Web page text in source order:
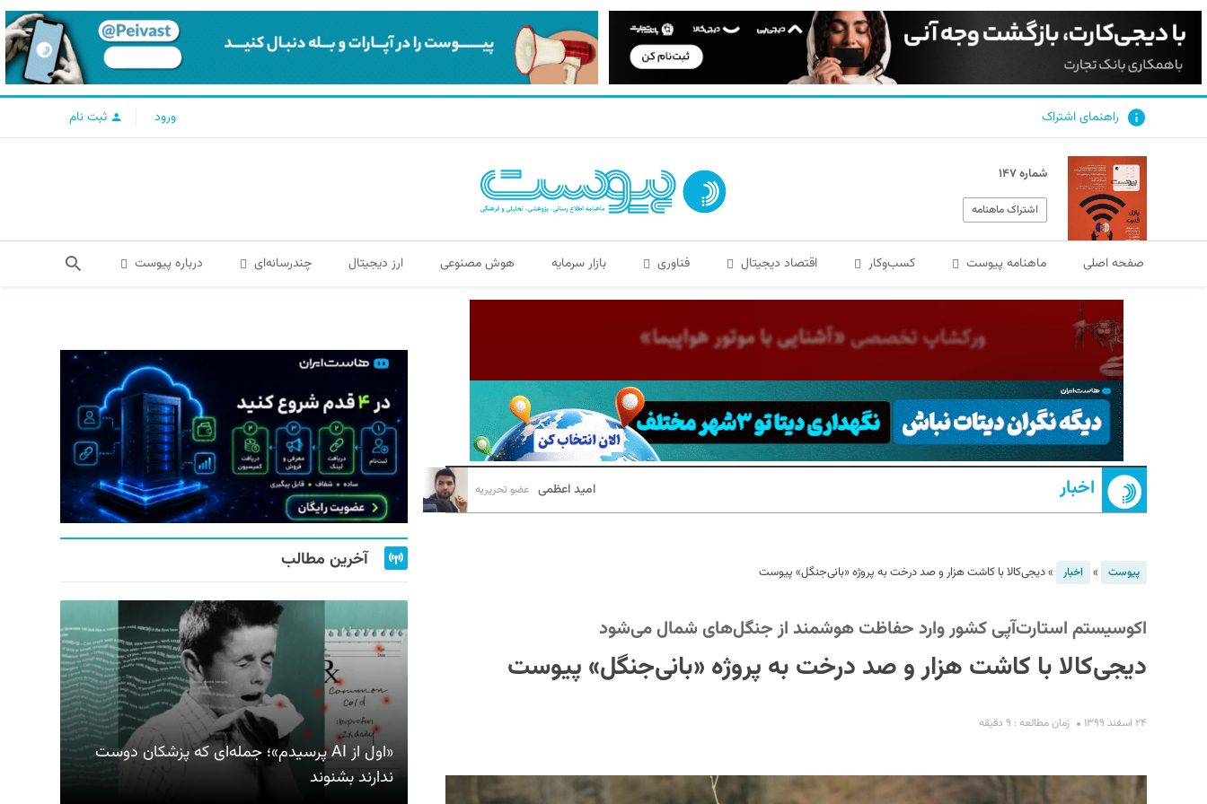
راهنمای اشتراک ورود ثبت نام
شماره ۱۴۷
اشتراک ماهنامه
صفحه اصلی ماهنامه پیوست کسب‌و‌کار اقتصاد دیجیتال فناوری بازار سرمایه هوش مصنوعی ارز دیجیتال چندرسانه‌ای درباره پیوست
اخبار امید اعظمی عضو تحریریه
پیوست » اخبار »دیجی‌کالا با کاشت هزار و صد درخت به پروژه «بانی‌جنگل» پیوست
اکوسیستم استارت‌آپی کشور وارد حفاظت هوشمند از جنگل‌های شمال می‌شود
دیجی‌کالا با کاشت هزار و صد درخت به پروژه «بانی‌جنگل» پیوست
۲۴ اسفند ۱۳۹۹ زمان مطالعه : ۹ دقیقه
آخرین مطالب
«اول از AI پرسیدم»؛ جمله‌ای که پزشکان دوست
ندارند بشنوند